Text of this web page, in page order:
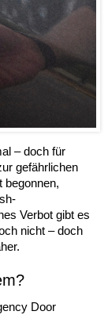
– doch für
gefährlichen
begonnen,
Verbot gibt es
nicht – doch
Door